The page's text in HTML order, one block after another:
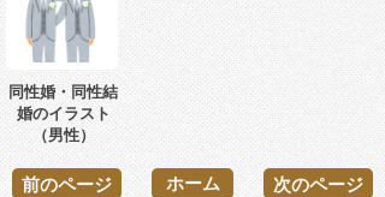
同性婚・同性結
婚のイラスト
（男性）
前のページ 次のページ
ホーム